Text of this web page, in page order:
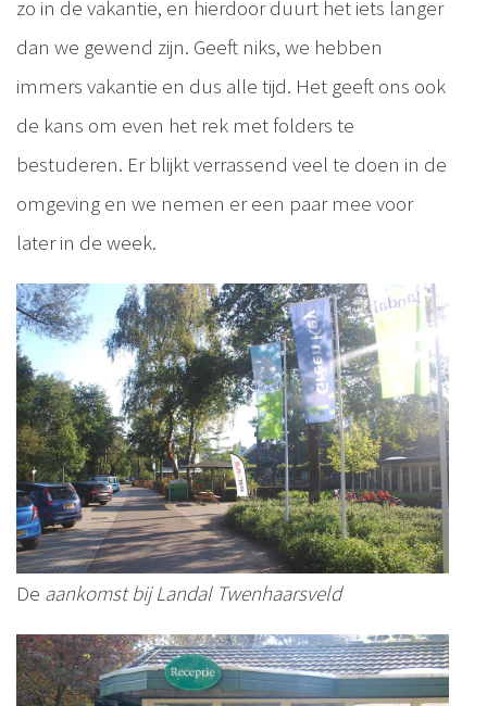
zo in de vakantie, en hierdoor duurt het iets langer
dan we gewend zijn. Geeft niks, we hebben
immers vakantie en dus alle tijd. Het geeft ons ook
de kans om even het rek met folders te
bestuderen. Er blijkt verrassend veel te doen in de
omgeving en we nemen er een paar mee voor
later in de week.
De aankomst bij Landal Twenhaarsveld